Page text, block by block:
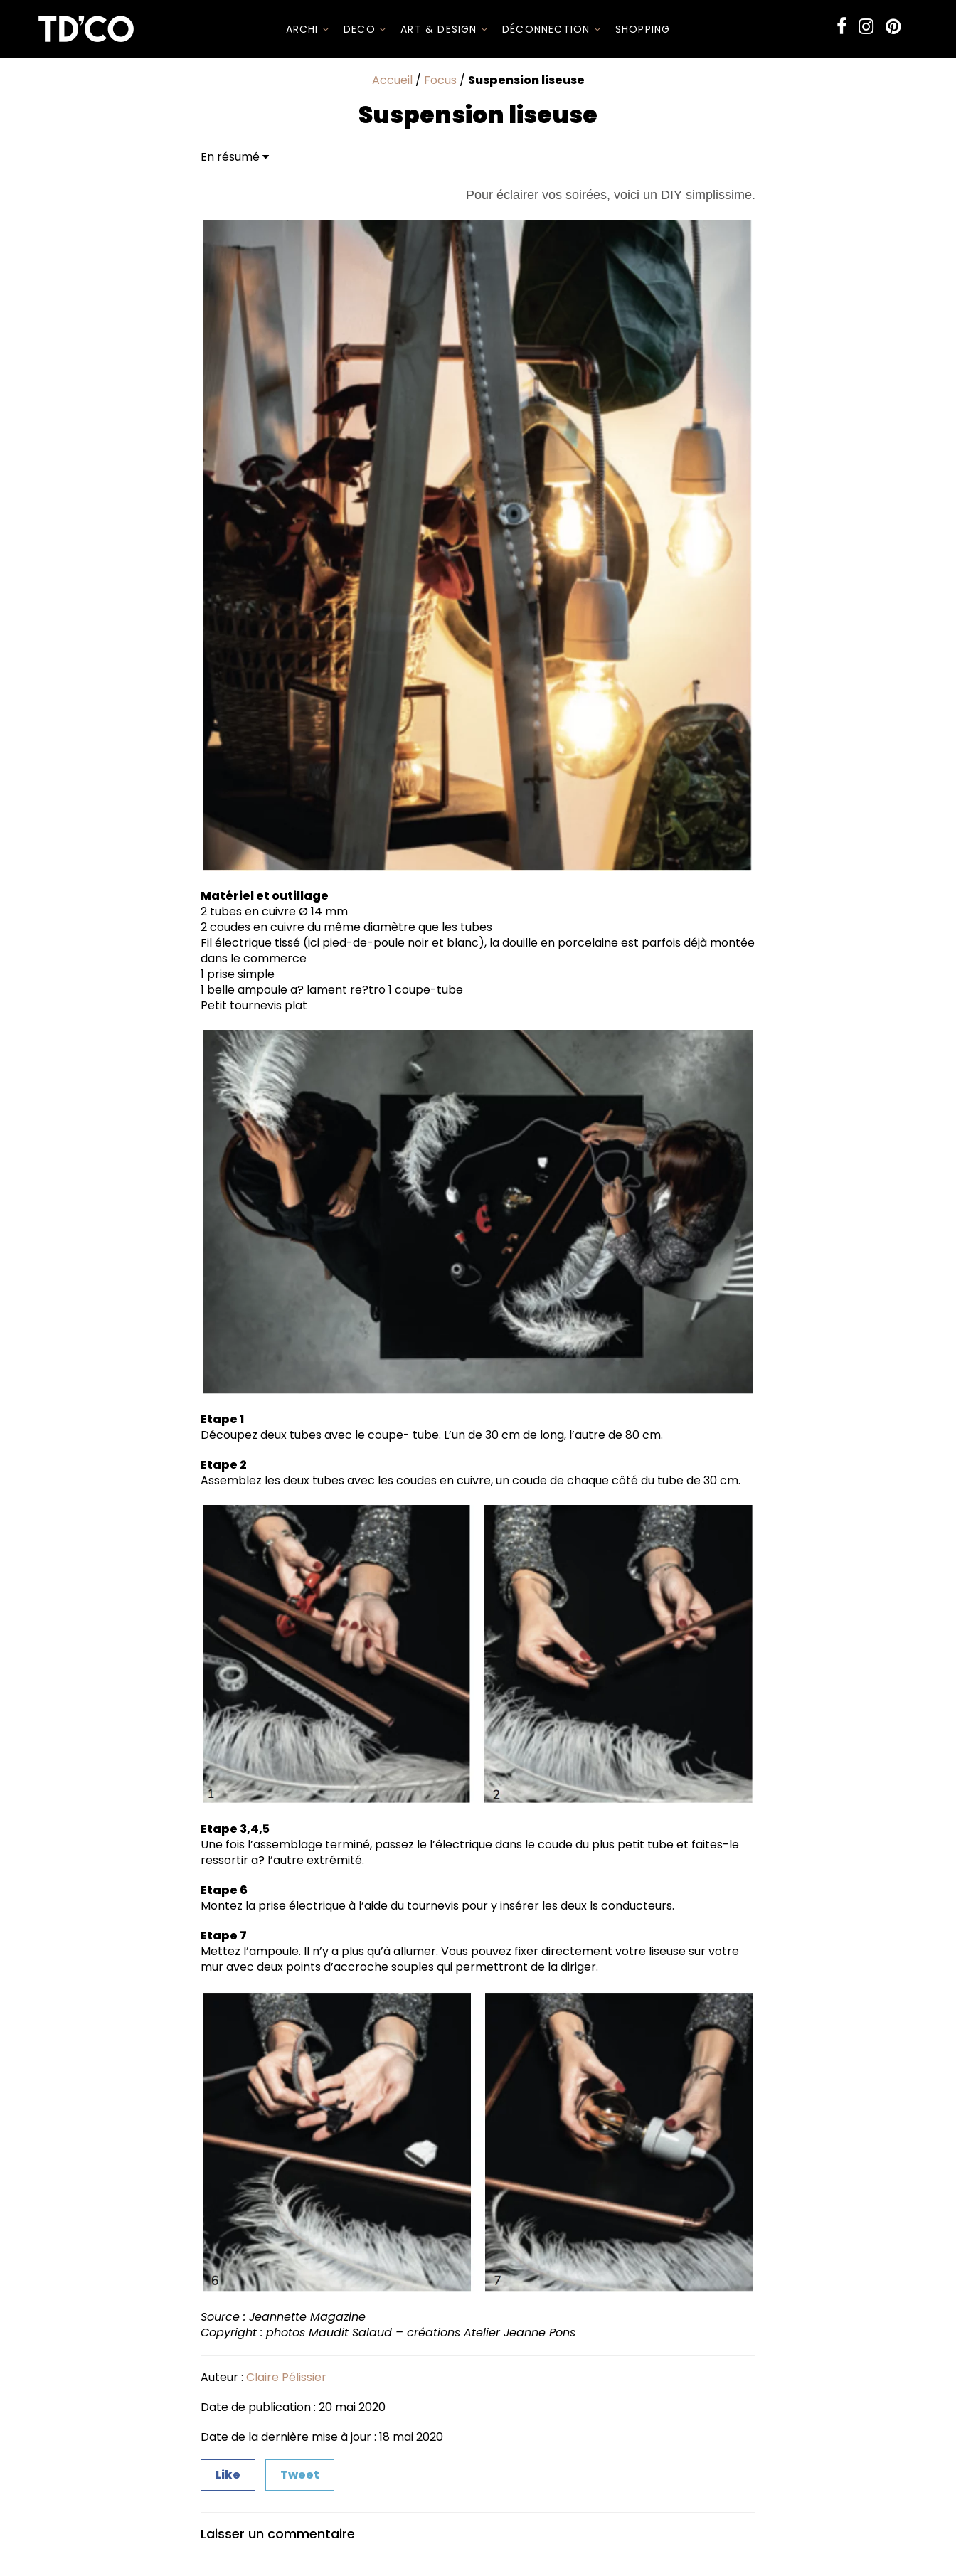
ARCHI DECO ART & DESIGN DÉCONNECTION SHOPPING
Accueil / Focus / Suspension liseuse
Suspension liseuse
En résumé
Pour éclairer vos soirées, voici un DIY simplissime.
Matériel et outillage
2 tubes en cuivre Ø 14 mm
2 coudes en cuivre du même diamètre que les tubes
Fil électrique tissé (ici pied-de-poule noir et blanc), la douille en porcelaine est parfois déjà montée
dans le commerce
1 prise simple
1 belle ampoule a? lament re?tro 1 coupe-tube
Petit tournevis plat
Etape 1
Découpez deux tubes avec le coupe- tube. L’un de 30 cm de long, l’autre de 80 cm.
Etape 2
Assemblez les deux tubes avec les coudes en cuivre, un coude de chaque côté du tube de 30 cm.
Etape 3,4,5
Une fois l’assemblage terminé, passez le l’électrique dans le coude du plus petit tube et faites-le
ressortir a? l’autre extrémité.
Etape 6
Montez la prise électrique à l’aide du tournevis pour y insérer les deux ls conducteurs.
Etape 7
Mettez l’ampoule. Il n’y a plus qu’à allumer. Vous pouvez fixer directement votre liseuse sur votre
mur avec deux points d’accroche souples qui permettront de la diriger.
Source : Jeannette Magazine
Copyright : photos Maudit Salaud – créations Atelier Jeanne Pons
Auteur : Claire Pélissier
Date de publication : 20 mai 2020
Date de la dernière mise à jour : 18 mai 2020
Like Tweet
Laisser un commentaire